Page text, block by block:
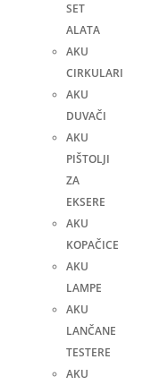
SET
ALATA
AKU
CIRKULARI
AKU
DUVAČI
AKU
PIŠTOLJI
ZA
EKSERE
AKU
KOPAČICE
AKU
LAMPE
AKU
LANČANE
TESTERE
AKU